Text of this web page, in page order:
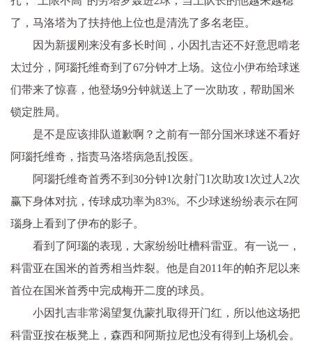
了，马洛塔为了扶持他上位也是清洗了多名老臣。
因为新援刚来没有多长时间，小因扎吉还不好意思啃老
太过分，阿瑙托维奇到了67分钟才上场。这位小伊布给球迷
们带来了惊喜，他登场9分钟就送上了一次助攻，帮助国米
锁定胜局。
是不是应该排队道歉啊？之前有一部分国米球迷不看好
阿瑙托维奇，指责马洛塔病急乱投医。
阿瑙托维奇首秀不到30分钟1次射门1次助攻1次过人2次
赢下身体对抗，传球成功率为83%。不少球迷纷纷表示在阿
瑙身上看到了伊布的影子。
看到了阿瑙的表现，大家纷纷吐槽科雷亚。有一说一，
科雷亚在国米的首秀相当炸裂。他是自2011年的帕齐尼以来
首位在国米首秀中完成梅开二度的球员。
小因扎吉非常渴望复仇蒙扎取得开门红，所以他这场把
科雷亚按在板凳上，森西和阿斯拉尼也没有得到上场机会。